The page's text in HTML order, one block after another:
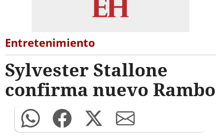
Entretenimiento
Sylvester Stallone
confirma nuevo Rambo